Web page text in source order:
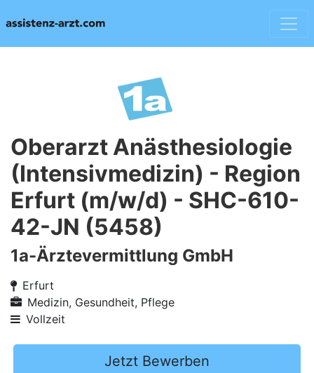
Oberarzt Anästhesiologie
(Intensivmedizin) - Region
Erfurt (m/w/d) - SHC-610-
42-JN (5458)
1a-Ärztevermittlung GmbH
Erfurt
Medizin, Gesundheit, Pflege
Vollzeit
Jetzt Bewerben